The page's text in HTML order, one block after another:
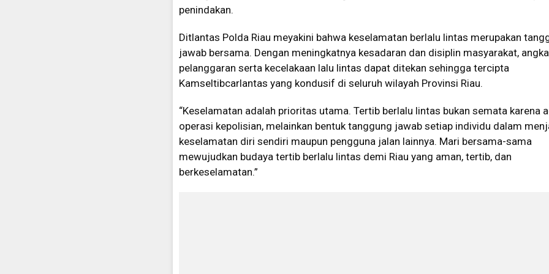
penindakan.
Ditlantas Polda Riau meyakini bahwa keselamatan berlalu lintas merupakan
jawab bersama. Dengan meningkatnya kesadaran dan disiplin masyarakat, angka
pelanggaran serta kecelakaan lalu lintas dapat ditekan sehingga tercipta
Kamseltibcarlantas yang kondusif di seluruh wilayah Provinsi Riau.
“Keselamatan adalah prioritas utama. Tertib berlalu lintas bukan semata karena
operasi kepolisian, melainkan bentuk tanggung jawab setiap individu dalam
keselamatan diri sendiri maupun pengguna jalan lainnya. Mari bersama-sama
mewujudkan budaya tertib berlalu lintas demi Riau yang aman, tertib, dan
berkeselamatan.”